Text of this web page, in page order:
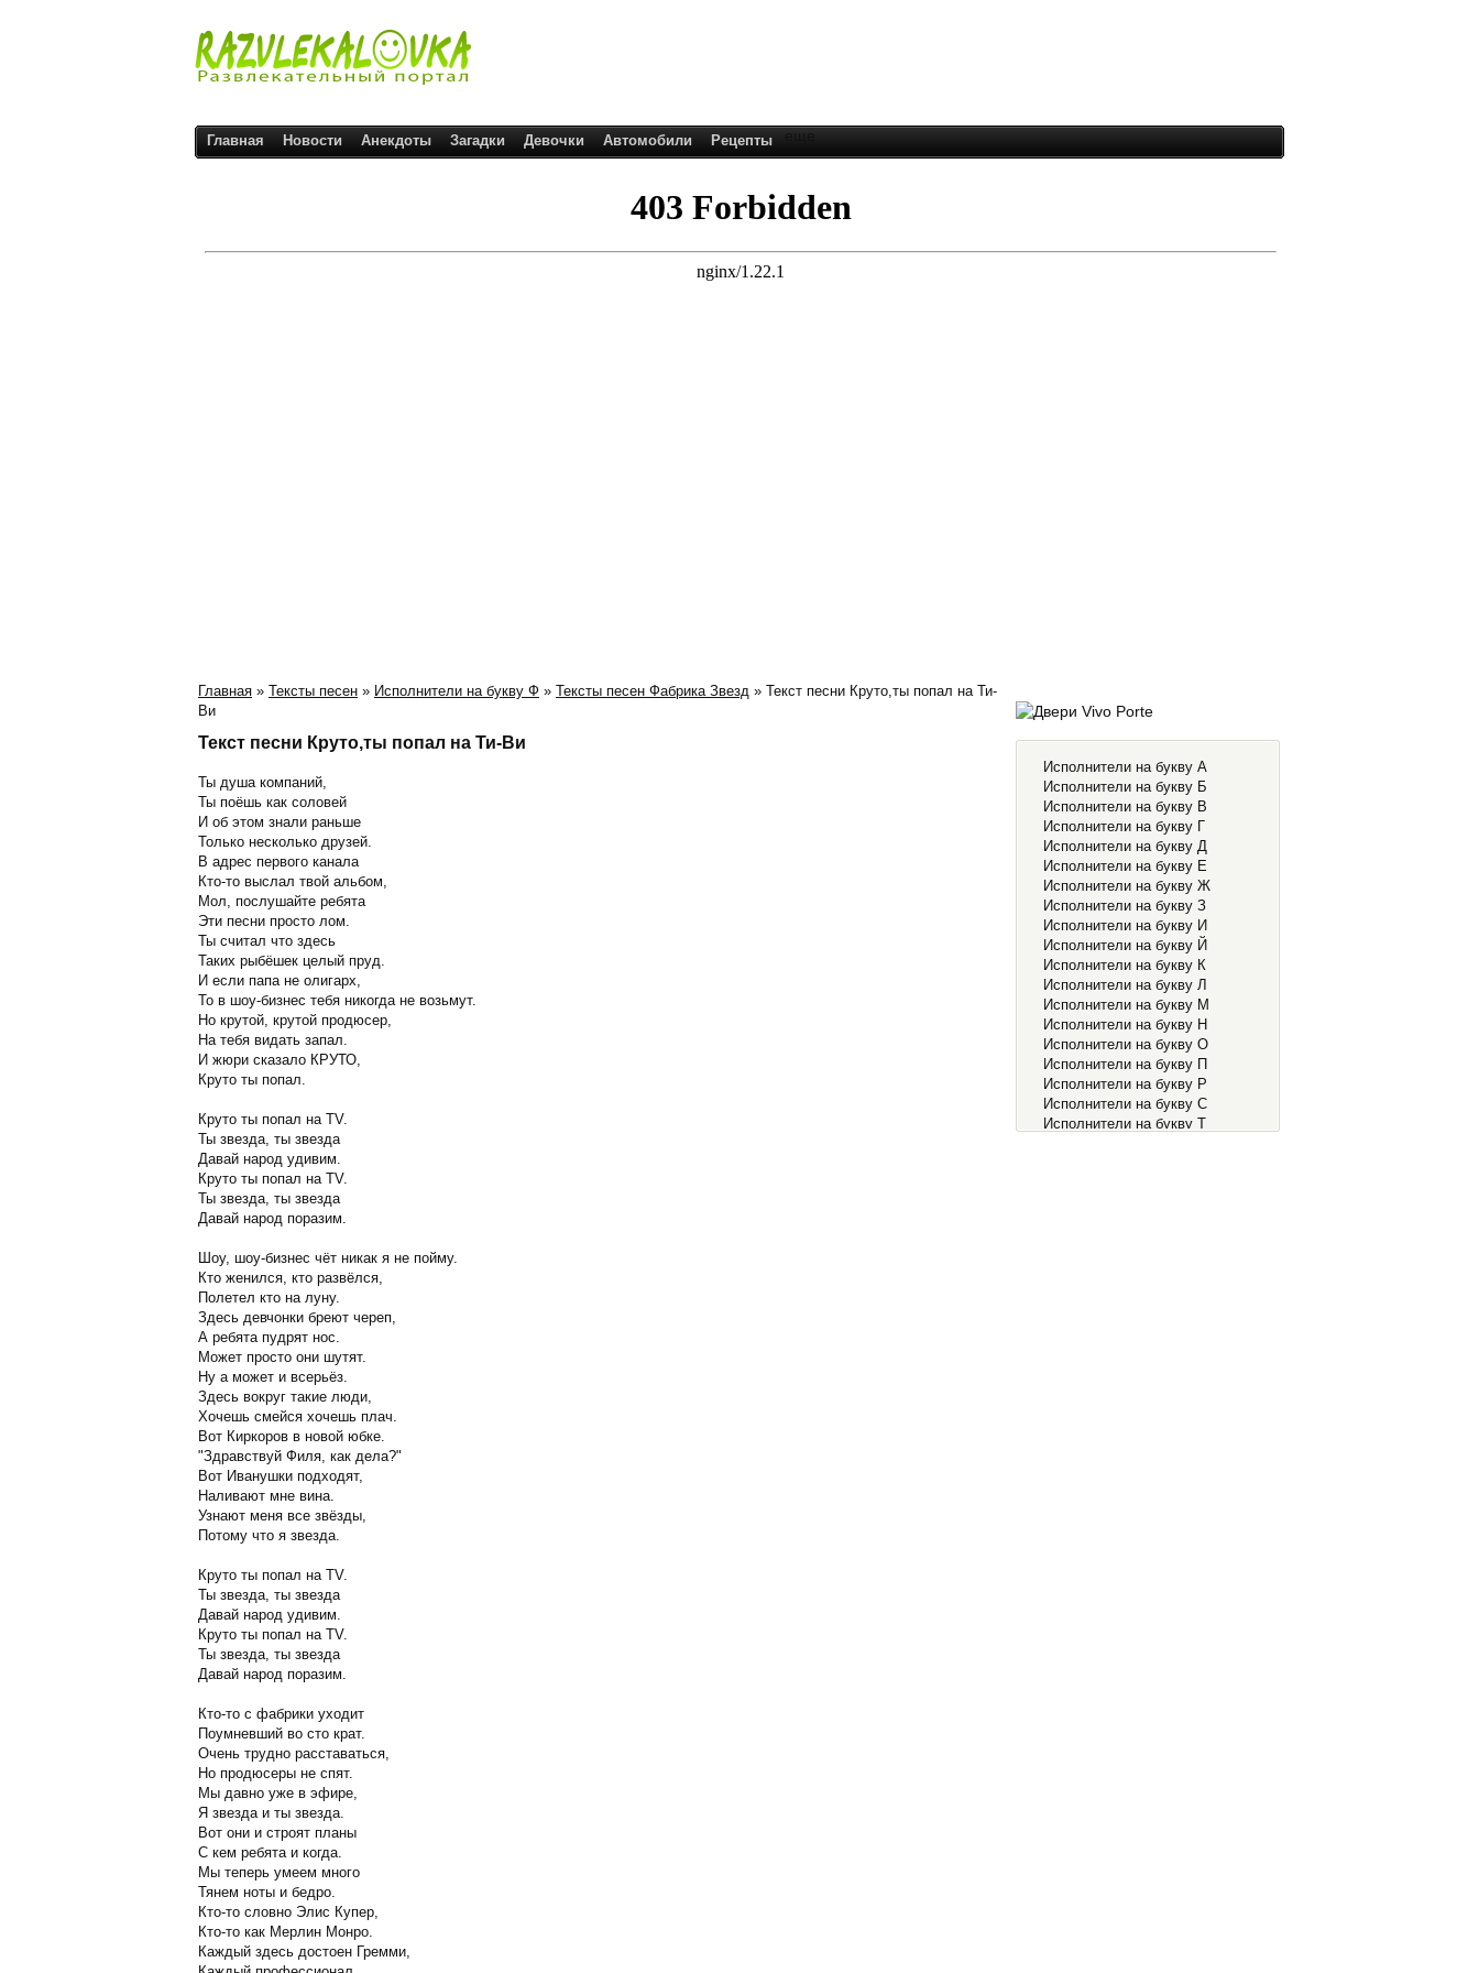
Главная Новости Анекдоты Загадки Девочки Автомобили Рецепты еще
Главная » Тексты песен » Исполнители на букву Ф » Тексты песен Фабрика Звезд » Текст песни Круто,ты попал на Ти-
Ви
Текст песни Круто,ты попал на Ти-Ви
Ты душа компаний,
Ты поёшь как соловей
И об этом знали раньше
Только несколько друзей.
В адрес первого канала
Кто-то выслал твой альбом,
Мол, послушайте ребята
Эти песни просто лом.
Ты считал что здесь
Таких рыбёшек целый пруд.
И если папа не олигарх,
То в шоу-бизнес тебя никогда не возьмут.
Но крутой, крутой продюсер,
На тебя видать запал.
И жюри сказало КРУТО,
Круто ты попал.
Круто ты попал на TV.
Ты звезда, ты звезда
Давай народ удивим.
Круто ты попал на TV.
Ты звезда, ты звезда
Давай народ поразим.
Шоу, шоу-бизнес чёт никак я не пойму.
Кто женился, кто развёлся,
Полетел кто на луну.
Здесь девчонки бреют череп,
А ребята пудрят нос.
Может просто они шутят.
Ну а может и всерьёз.
Здесь вокруг такие люди,
Хочешь смейся хочешь плач.
Вот Киркоров в новой юбке.
"Здравствуй Филя, как дела?"
Вот Иванушки подходят,
Наливают мне вина.
Узнают меня все звёзды,
Потому что я звезда.
Круто ты попал на TV.
Ты звезда, ты звезда
Давай народ удивим.
Круто ты попал на TV.
Ты звезда, ты звезда
Давай народ поразим.
Кто-то с фабрики уходит
Поумневший во сто крат.
Очень трудно расставаться,
Но продюсеры не спят.
Мы давно уже в эфире,
Я звезда и ты звезда.
Вот они и строят планы
С кем ребята и когда.
Мы теперь умеем много
Тянем ноты и бедро.
Кто-то словно Элис Купер,
Кто-то как Мерлин Монро.
Каждый здесь достоен Гремми,
Исполнители на букву А
Исполнители на букву Б
Исполнители на букву В
Исполнители на букву Г
Исполнители на букву Д
Исполнители на букву Е
Исполнители на букву Ж
Исполнители на букву З
Исполнители на букву И
Исполнители на букву Й
Исполнители на букву К
Исполнители на букву Л
Исполнители на букву М
Исполнители на букву Н
Исполнители на букву О
Исполнители на букву П
Исполнители на букву Р
Исполнители на букву С
Исполнители на букву Т